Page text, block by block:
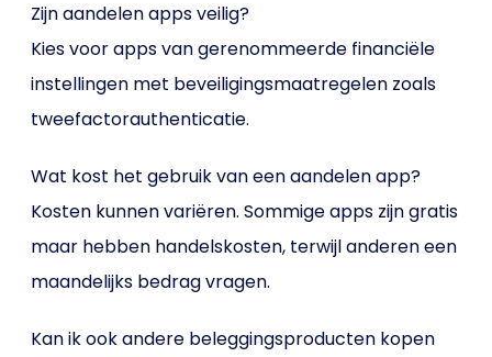
Zijn aandelen apps veilig?
Kies voor apps van gerenommeerde financiële
instellingen met beveiligingsmaatregelen zoals
tweefactorauthenticatie.
Wat kost het gebruik van een aandelen app?
Kosten kunnen variëren. Sommige apps zijn gratis
maar hebben handelskosten, terwijl anderen een
maandelijks bedrag vragen.
Kan ik ook andere beleggingsproducten kopen